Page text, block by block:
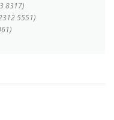
8317)
5551)